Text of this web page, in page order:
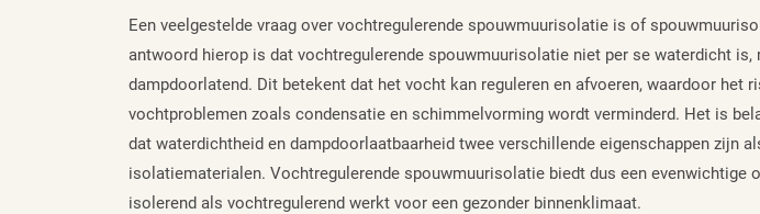
Een veelgestelde vraag over vochtregulerende spouwmuurisolatie is of
antwoord hierop is dat vochtregulerende spouwmuurisolatie niet per se waterdicht is,
dampdoorlatend. Dit betekent dat het vocht kan reguleren en afvoeren, waardoor het
vochtproblemen zoals condensatie en schimmelvorming wordt verminderd. Het is
dat waterdichtheid en dampdoorlaatbaarheid twee verschillende eigenschappen zijn
isolatiematerialen. Vochtregulerende spouwmuurisolatie biedt dus een evenwichtige
isolerend als vochtregulerend werkt voor een gezonder binnenklimaat.